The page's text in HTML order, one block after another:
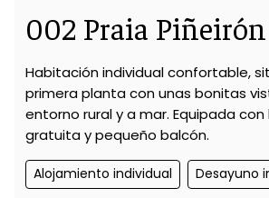
002 Praia Piñeirón
Habitación individual confortable,
primera planta con unas bonitas
entorno rural y a mar. Equipada con
gratuita y pequeño balcón.
Alojamiento individual Desayuno